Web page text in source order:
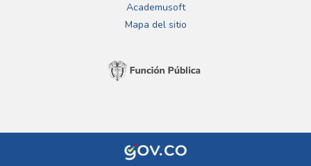
Academusoft
Mapa del sitio